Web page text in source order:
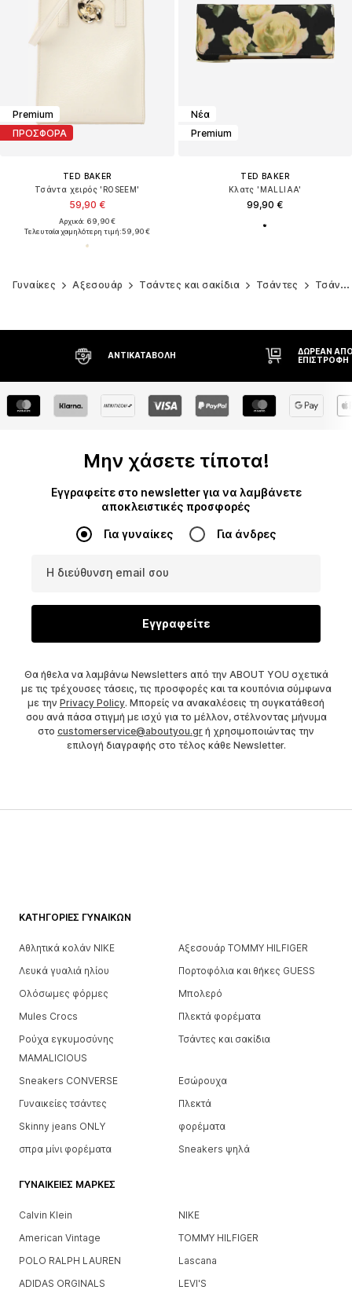
Premium
ΠΡΟΣΦΟΡΑ
TED BAKER
Τσάντα χειρός 'ROSEEM'
59,90 €
Αρχικά: 69,90 €
Τελευταία χαμηλότερη τιμή:59,90 €
Νέα
Premium
TED BAKER
Κλατς 'MALLIAA'
99,90 €
Γυναίκες Αξεσουάρ Τσάντες και σακίδια Τσάντες Τσάντες ώμου
ΔΩΡΕΆΝ ΑΠΟΣΤΟΛΉ* ΚΑΙ
ΕΠΙΣΤΡΟΦΉ
ΔΙΚΑΊΩΜΑ
ΗΜΕΡΏΝ
Μην χάσετε τίποτα!
Εγγραφείτε στο newsletter για να λαμβάνετε
αποκλειστικές προσφορές
Για γυναίκες Για άνδρες
Η διεύθυνση email σου
Εγγραφείτε
Θα ήθελα να λαμβάνω Newsletters από την ABOUT YOU σχετικά
με τις τρέχουσες τάσεις, τις προσφορές και τα κουπόνια σύμφωνα
με την Privacy Policy. Μπορείς να ανακαλέσεις τη συγκατάθεσή
σου ανά πάσα στιγμή με ισχύ για το μέλλον, στέλνοντας μήνυμα
στο customerservice@aboutyou.gr ή χρησιμοποιώντας την
επιλογή διαγραφής στο τέλος κάθε Newsletter.
ΚΑΤΗΓΟΡΊΕΣ ΓΥΝΑΙΚΏΝ
Αθλητικά κολάν NIKE
Αξεσουάρ TOMMY HILFIGER
Λευκά γυαλιά ηλίου
Πορτοφόλια και θήκες GUESS
Ολόσωμες φόρμες
Μπολερό
Mules Crocs
Πλεκτά φορέματα
Ρούχα εγκυμοσύνης
MAMALICIOUS
Τσάντες και σακίδια
Sneakers CONVERSE
Εσώρουχα
Γυναικείες τσάντες
Πλεκτά
Skinny jeans ONLY
φορέματα
σπρα μίνι φορέματα
Sneakers ψηλά
ΓΥΝΑΙΚΕΊΕΣ ΜΆΡΚΕΣ
Calvin Klein
NIKE
American Vintage
TOMMY HILFIGER
POLO RALPH LAUREN
Lascana
ADIDAS ORGINALS
LEVI'S